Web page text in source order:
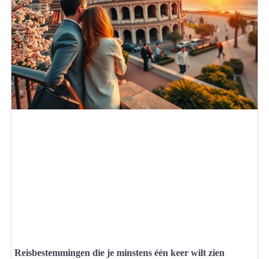
Reisbestemmingen die je minstens één keer wilt zien